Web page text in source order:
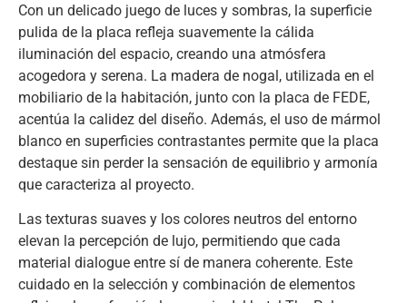
Con un delicado juego de luces y sombras, la superficie
pulida de la placa refleja suavemente la cálida
iluminación del espacio, creando una atmósfera
acogedora y serena. La madera de nogal, utilizada en el
mobiliario de la habitación, junto con la placa de FEDE,
acentúa la calidez del diseño. Además, el uso de mármol
blanco en superficies contrastantes permite que la placa
destaque sin perder la sensación de equilibrio y armonía
que caracteriza al proyecto.
Las texturas suaves y los colores neutros del entorno
elevan la percepción de lujo, permitiendo que cada
material dialogue entre sí de manera coherente. Este
cuidado en la selección y combinación de elementos